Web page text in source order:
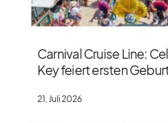
Carnival Cruise Line:
Key feiert ersten
21. Juli 2026